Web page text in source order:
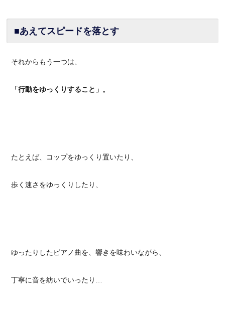
■あえてスピードを落とす
それからもう一つは、
「行動をゆっくりすること」。
たとえば、コップをゆっくり置いたり、
歩く速さをゆっくりしたり、
ゆったりしたピアノ曲を、響きを味わいながら、
丁寧に音を紡いでいったり…